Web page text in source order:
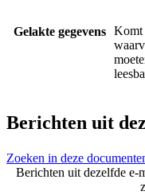
Gelakte gegevens Komt
Berichten uit
Zoeken in deze
Berichten uit dezelfde e-